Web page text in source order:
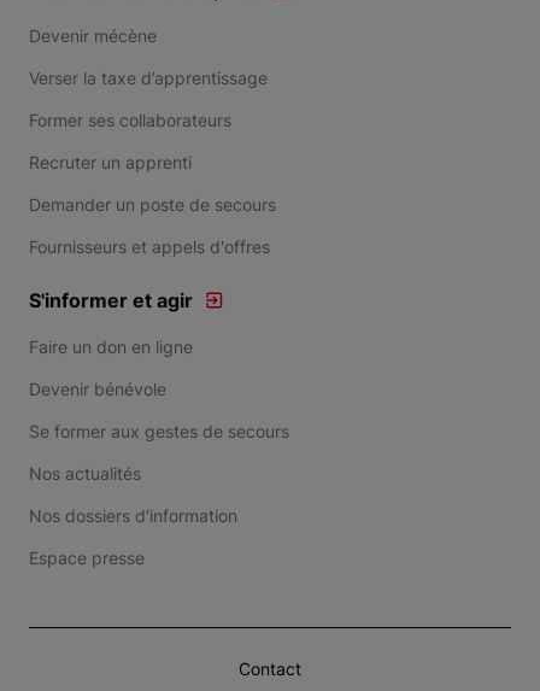
Devenir mécène
Verser la taxe d’apprentissage
Former ses collaborateurs
Recruter un apprenti
Demander un poste de secours
Fournisseurs et appels d'offres
S'informer et agir
Faire un don en ligne
Devenir bénévole
Se former aux gestes de secours
Nos actualités
Nos dossiers d'information
Espace presse
Contact